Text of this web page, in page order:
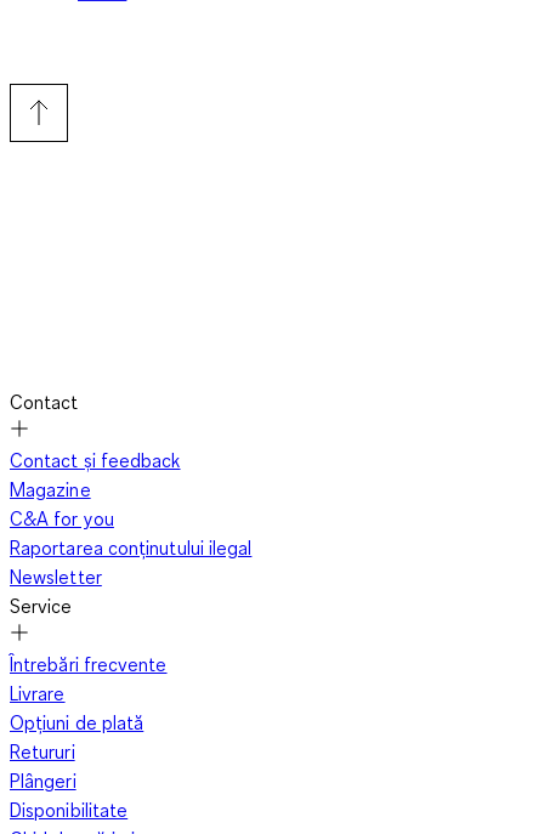
Contact
Contact și feedback
Magazine
C&A for you
Raportarea conținutului ilegal
Newsletter
Service
Întrebări frecvente
Livrare
Opțiuni de plată
Retururi
Plângeri
Disponibilitate